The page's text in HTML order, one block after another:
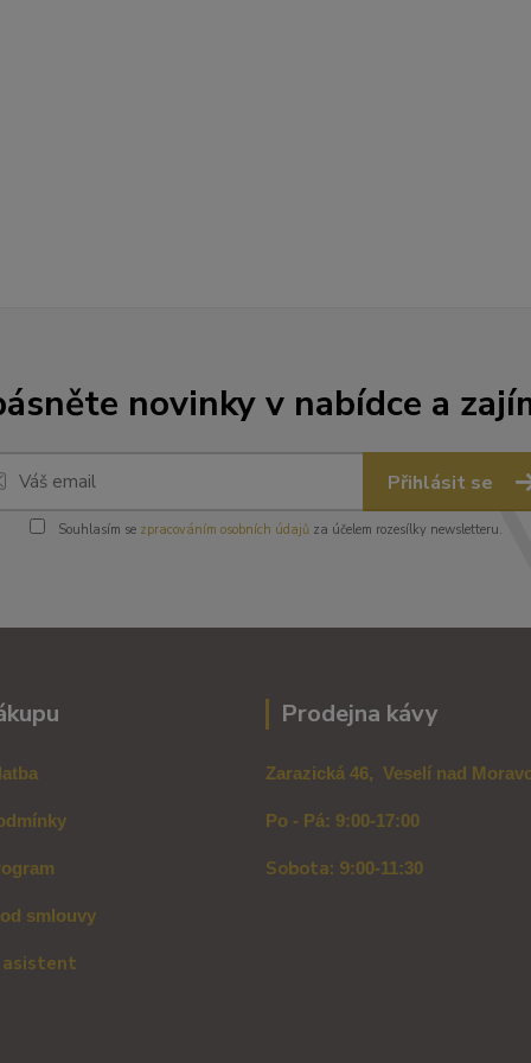
novinky v nabídce a
Přihlásit se
Souhlasím se zpracováním osobních údajůza účelem rozesílky newsletteru.
smlouvy
asistent
Prodejna kávy
Zarazická 46, Veselí nad
Po - Pá: 9:00-17:00
Sobota: 9:00-11:30